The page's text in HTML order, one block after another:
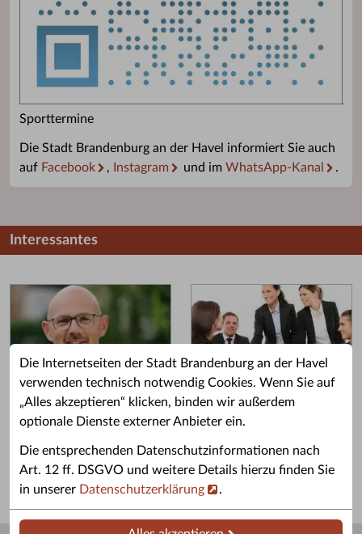
Die Internetseiten der Stadt Brandenburg an der Havel
verwenden technisch notwendig Cookies. Wenn Sie auf
„Alles akzeptieren“ klicken, binden wir außerdem
optionale Dienste externer Anbieter ein.
Die entsprechenden Datenschutzinformationen nach
Art. 12 ff. DSGVO und weitere Details hierzu finden Sie
in unserer Datenschutzerklärung .
Sporttermine
Die Stadt Brandenburg an der Havel informiert Sie auch
auf Facebook , Instagram und im WhatsApp-Kanal .
Interessantes
Grußwort des OB